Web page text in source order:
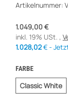
Artikelnummer:
1.049,00 €
inkl. 19% USt. ,
1.028,02€ -
FARBE
Classic White